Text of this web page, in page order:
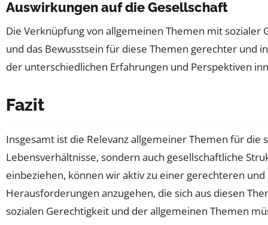
Auswirkungen auf die Gesellschaft
Die Verknüpfung von allgemeinen Themen mit
und das Bewusstsein für diese Themen gerechter und
der unterschiedlichen Erfahrungen und Perspektiven
Fazit
Insgesamt ist die Relevanz allgemeiner Themen für
Lebensverhältnisse, sondern auch gesellschaftliche
einbeziehen, können wir aktiv zu einer gerechteren
Herausforderungen anzugehen, die sich aus diesen
sozialen Gerechtigkeit und der allgemeinen Themen